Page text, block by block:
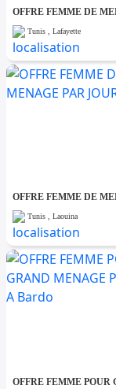
Tunis , Lafayette
Tunis , Laouina